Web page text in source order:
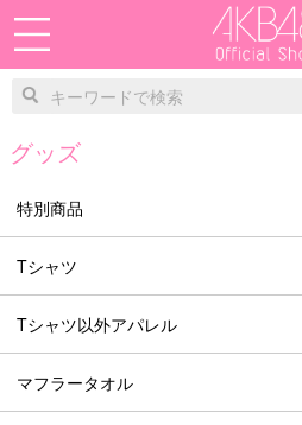
グッズ
特別商品
Tシャツ
Tシャツ以外アパレル
マフラータオル